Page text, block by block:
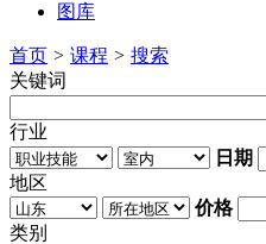
图库
首页 > 课程 > 搜索
关键词
行业
日期
地区
价格
类别